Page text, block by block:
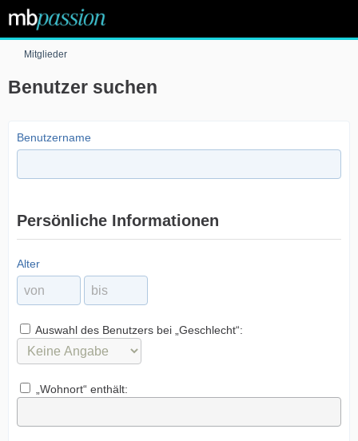
Mitglieder
Benutzer suchen
Benutzername
Persönliche Informationen
Alter
Auswahl des Benutzers bei „Geschlecht“:
„Wohnort“ enthält: